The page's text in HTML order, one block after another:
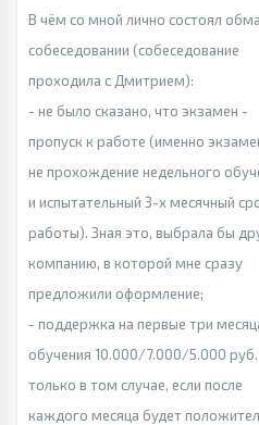
В чём со мной лично состоял
собеседовании (собеседование
проходила с Дмитрием):
- не было сказано, что экзамен -
пропуск к работе (именно
не прохождение недельного
и испытательный 3-х месячный
работы). Зная это, выбрала бы
компанию, в которой мне сразу
предложили оформление;
- поддержка на первые три
обучения 10.000/7.000/5.000 руб.
только в том случае, если после
каждого месяца будет